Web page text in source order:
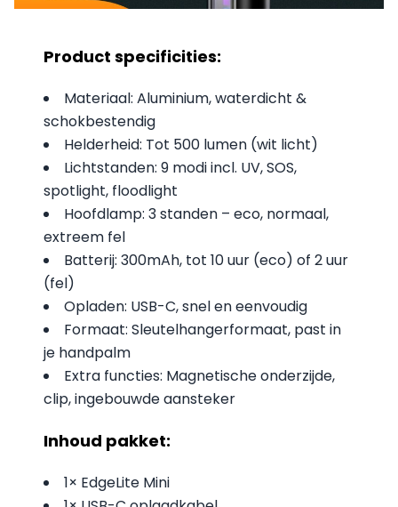
Product specificities:
Materiaal: Aluminium, waterdicht &
schokbestendig
Helderheid: Tot 500 lumen (wit licht)
Lichtstanden: 9 modi incl. UV, SOS,
spotlight, floodlight
Hoofdlamp: 3 standen – eco, normaal,
extreem fel
Batterij: 300mAh, tot 10 uur (eco) of 2 uur
(fel)
Opladen: USB-C, snel en eenvoudig
Formaat: Sleutelhangerformaat, past in
je handpalm
Extra functies: Magnetische onderzijde,
clip, ingebouwde aansteker
Inhoud pakket:
1× EdgeLite Mini